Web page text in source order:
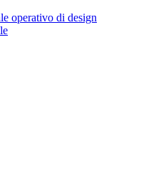
operativo di design